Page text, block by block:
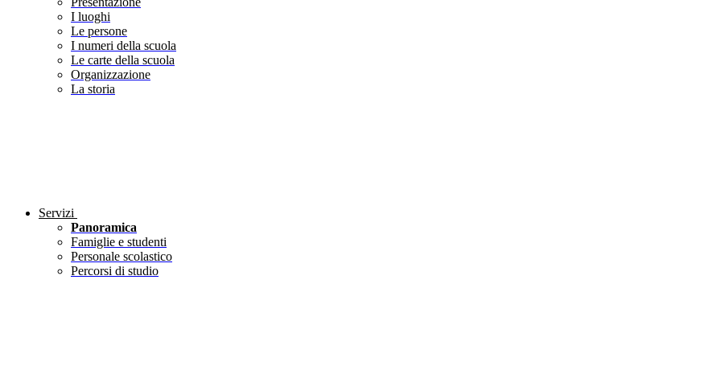
I luoghi
Le persone
I numeri della scuola
Le carte della scuola
Organizzazione
La storia
Servizi
Panoramica
Famiglie e studenti
Personale scolastico
Percorsi di studio